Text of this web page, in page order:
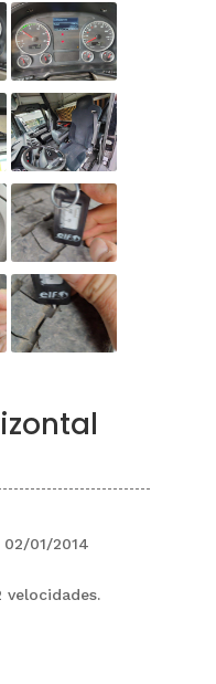
01/2014